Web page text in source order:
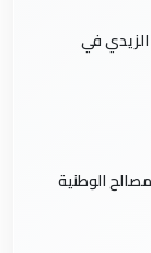
في
الوطنية